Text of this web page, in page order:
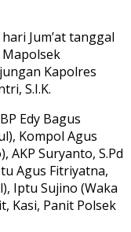
hari Jum’at tanggal
Mapolsek
Kapolres
S.I.K.
Edy Bagus
Kompol Agus
AKP Suryanto, S.Pd
Agus Fitriyatna,
Iptu Sujino (Waka
Kasi, Panit Polsek